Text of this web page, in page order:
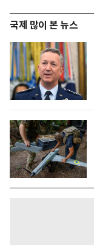
국제 많이 본 뉴스